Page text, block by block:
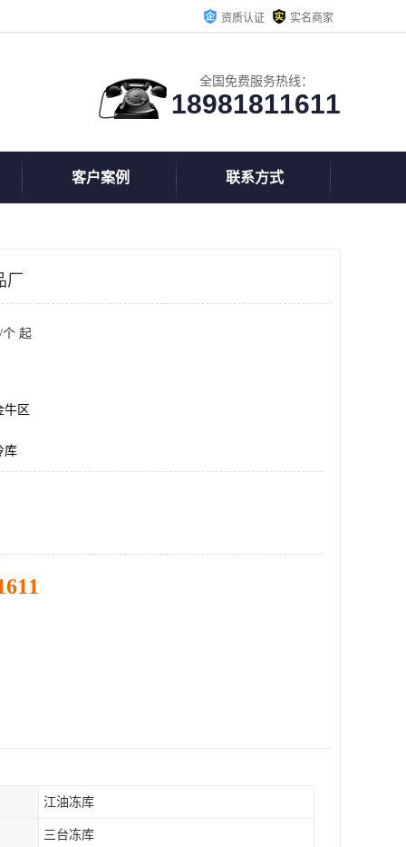
资质认证 实名商家
全国免费服务热线：
18981811611
客户案例 联系方式
起
牛区
库
江油冻库
三台冻库